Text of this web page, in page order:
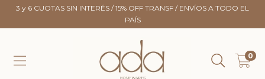
3 y 6 CUOTAS SIN INTERÉS / 15% OFF TRANSF / ENVÍOS A TODO EL
PAÍS
0